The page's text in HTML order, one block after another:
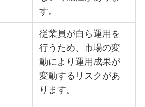
す。
従業員が自ら運用を
行うため、市場の変
動により運用成果が
変動するリスクがあ
ります。